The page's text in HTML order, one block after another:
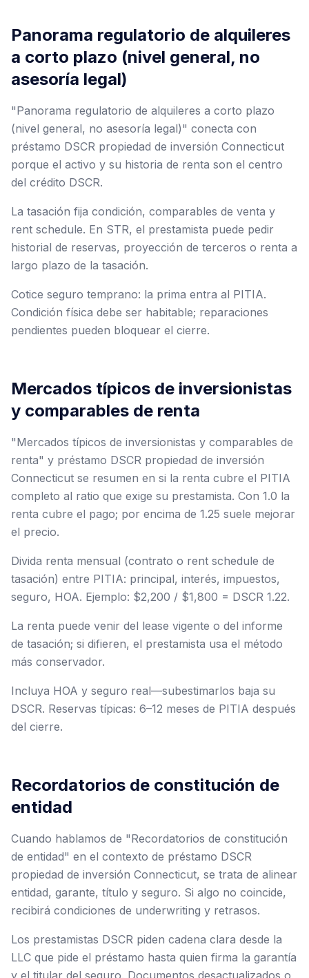
Panorama regulatorio de alquileres
a corto plazo (nivel general, no
asesoría legal)
"Panorama regulatorio de alquileres a corto plazo
(nivel general, no asesoría legal)" conecta con
préstamo DSCR propiedad de inversión Connecticut
porque el activo y su historia de renta son el centro
del crédito DSCR.
La tasación fija condición, comparables de venta y
rent schedule. En STR, el prestamista puede pedir
historial de reservas, proyección de terceros o renta a
largo plazo de la tasación.
Cotice seguro temprano: la prima entra al PITIA.
Condición física debe ser habitable; reparaciones
pendientes pueden bloquear el cierre.
Mercados típicos de inversionistas
y comparables de renta
"Mercados típicos de inversionistas y comparables de
renta" y préstamo DSCR propiedad de inversión
Connecticut se resumen en si la renta cubre el PITIA
completo al ratio que exige su prestamista. Con 1.0 la
renta cubre el pago; por encima de 1.25 suele mejorar
el precio.
Divida renta mensual (contrato o rent schedule de
tasación) entre PITIA: principal, interés, impuestos,
seguro, HOA. Ejemplo: $2,200 / $1,800 = DSCR 1.22.
La renta puede venir del lease vigente o del informe
de tasación; si difieren, el prestamista usa el método
más conservador.
Incluya HOA y seguro real—subestimarlos baja su
DSCR. Reservas típicas: 6–12 meses de PITIA después
del cierre.
Recordatorios de constitución de
entidad
Cuando hablamos de "Recordatorios de constitución
de entidad" en el contexto de préstamo DSCR
propiedad de inversión Connecticut, se trata de alinear
entidad, garante, título y seguro. Si algo no coincide,
recibirá condiciones de underwriting y retrasos.
Los prestamistas DSCR piden cadena clara desde la
LLC que pide el préstamo hasta quien firma la garantía
y el titular del seguro. Documentos desactualizados o